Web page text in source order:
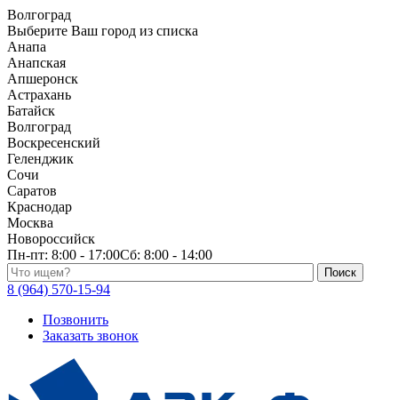
Волгоград
Выберите Ваш город из списка
Анапа
Анапская
Апшеронск
Астрахань
Батайск
Волгоград
Воскресенский
Геленджик
Сочи
Саратов
Краснодар
Москва
Новороссийск
Пн-пт: 8:00 - 17:00Сб: 8:00 - 14:00
Поиск по каталогу
8 (964) 570-15-94
Позвонить
Заказать звонок